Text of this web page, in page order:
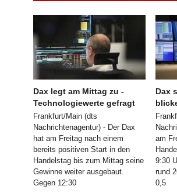
Dax legt am Mittag zu -
Technologiewerte gefragt
Frankfurt/Main (dts
Nachrichtenagentur) - Der Dax
hat am Freitag nach einem
bereits positiven Start in den
Handelstag bis zum Mittag seine
Gewinne weiter ausgebaut.
Gegen 12:30
Dax
am
9:30
rund
0,5